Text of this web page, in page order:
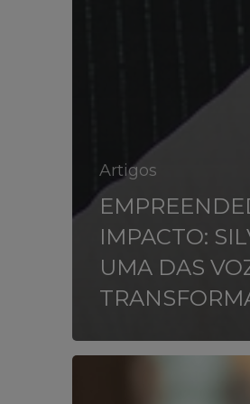
Artigos
IMPACTO:
UMA DAS